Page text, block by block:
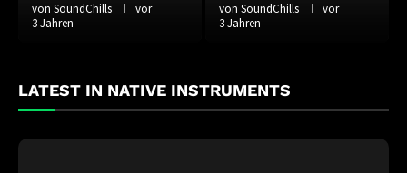
von SoundChills
vor
3 Jahren
von SoundChills
vor
3 Jahren
LATEST IN NATIVE INSTRUMENTS